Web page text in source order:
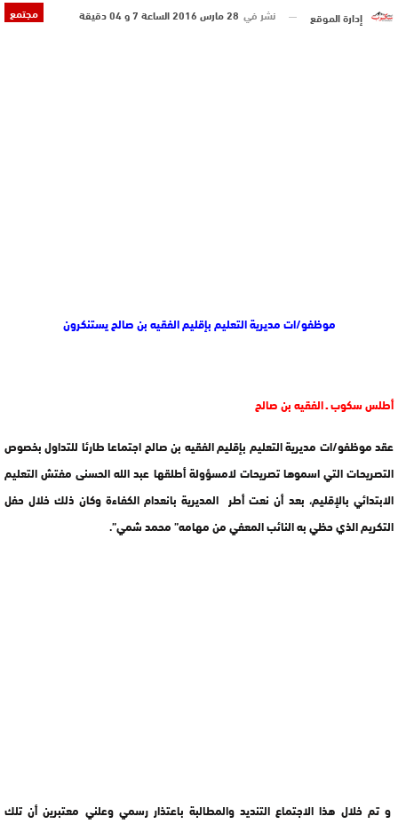
مجتمع إدارة الموقع نشر في 28 مارس 2016 الساعة 7 و 04 دقيقة
موظفو/ات مديرية التعليم بإقليم الفقيه بن صالحيستنكرون
أطلس سكوب ـ الفقيه بن صالح
عقد موظفو/ات مديرية التعليم بإقليم الفقيه بن صالح اجتماعا طارئا للتداول بخصوص
التصريحات التي اسموها تصريحات لامسؤولة أطلقها عبد الله الحسنى مفتش التعليم
الابتدائي بالإقليم، بعد أن نعت أطر المديرية بانعدام الكفاءة وكان ذلك خلال حفل
التكريم الذي حظي به النائب المعفي من مهامه” محمد شمي”.
و تم خلال هذا الاجتماع التنديد والمطالبة باعتذار رسمي وعلني معتبرين أن تلك